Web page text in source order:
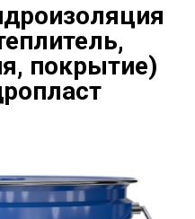
покрытие)